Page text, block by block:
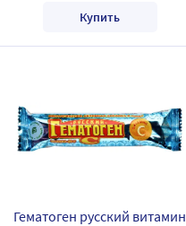
Купить
Гематоген русский витамин